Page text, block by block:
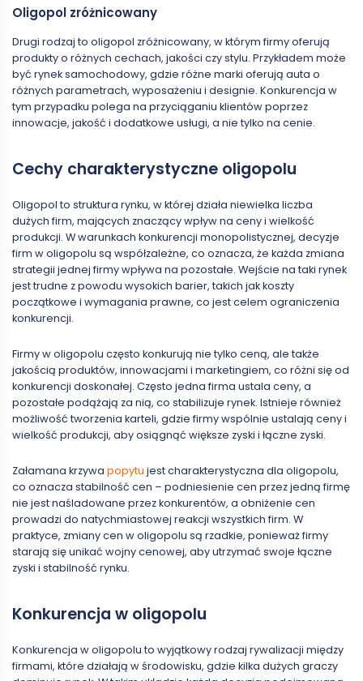
Oligopol zróżnicowany
Drugi rodzaj to oligopol zróżnicowany, w którym firmy oferują
produkty o różnych cechach, jakości czy stylu. Przykładem może
być rynek samochodowy, gdzie różne marki oferują auta o
różnych parametrach, wyposażeniu i designie. Konkurencja w
tym przypadku polega na przyciąganiu klientów poprzez
innowacje, jakość i dodatkowe usługi, a nie tylko na cenie.
Cechy charakterystyczne oligopolu
Oligopol to struktura rynku, w której działa niewielka liczba
dużych firm, mających znaczący wpływ na ceny i wielkość
produkcji. W warunkach konkurencji monopolistycznej, decyzje
firm w oligopolu są współzależne, co oznacza, że każda zmiana
strategii jednej firmy wpływa na pozostałe. Wejście na taki rynek
jest trudne z powodu wysokich barier, takich jak koszty
początkowe i wymagania prawne, co jest celem ograniczenia
konkurencji.
Firmy w oligopolu często konkurują nie tylko ceną, ale także
jakością produktów, innowacjami i marketingiem, co różni się od
konkurencji doskonałej. Często jedna firma ustala ceny, a
pozostałe podążają za nią, co stabilizuje rynek. Istnieje również
możliwość tworzenia karteli, gdzie firmy wspólnie ustalają ceny i
wielkość produkcji, aby osiągnąć większe zyski i łączne zyski.
Załamana krzywa popytu jest charakterystyczna dla oligopolu,
co oznacza stabilność cen – podniesienie cen przez jedną firmę
nie jest naśladowane przez konkurentów, a obniżenie cen
prowadzi do natychmiastowej reakcji wszystkich firm. W
praktyce, zmiany cen w oligopolu są rzadkie, ponieważ firmy
starają się unikać wojny cenowej, aby utrzymać swoje łączne
zyski i stabilność rynku.
Konkurencja w oligopolu
Konkurencja w oligopolu to wyjątkowy rodzaj rywalizacji między
firmami, które działają w środowisku, gdzie kilka dużych graczy